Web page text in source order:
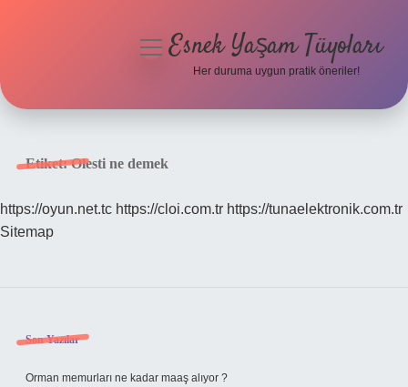
Hakkımızda
menüyüEsnek Yaşam Tüyoları
Her duruma uygun pratik öneriler!
Etiket:Olesti ne demek
https://oyun.net.tc https://cloi.com.tr https://tunaelektronik.com.tr
Sitemap
Sidebar
Son Yazılar
Orman memurları ne kadar maaş alıyor ?